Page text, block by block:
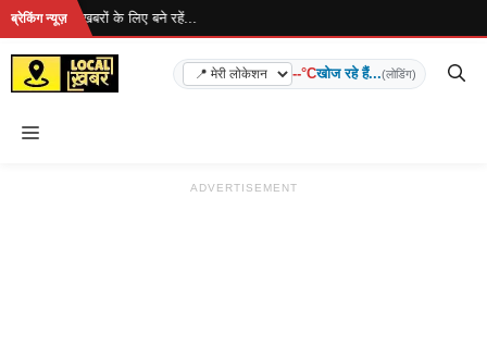
Skip
content
ब्रेकिंग न्यूज़
है... ताज़ा खबरों के लिए बने रहें...
--°Cखोज रहे हैं...(लोडिंग)
Menu
ADVERTISEMENT